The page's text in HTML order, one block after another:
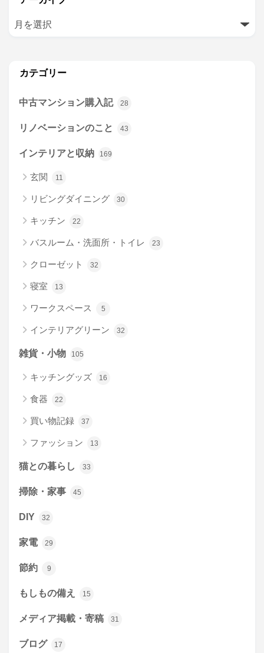
カテゴリー
中古マンション購入記 28
リノベーションのこと 43
インテリアと収納 169
玄関 11
リビングダイニング 30
キッチン 22
バスルーム・洗面所・トイレ 23
クローゼット 32
寝室 13
ワークスペース 5
インテリアグリーン 32
雑貨・小物 105
キッチングッズ 16
食器 22
買い物記録 37
ファッション 13
猫との暮らし 33
掃除・家事 45
DIY 32
家電 29
節約 9
もしもの備え 15
メディア掲載・寄稿 31
ブログ 17